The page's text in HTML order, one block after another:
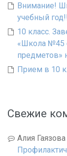
Внимание!
учебный
10 класс.
«Школа №45
предметов»
Прием в 10
Свежие
Алия Гаязова